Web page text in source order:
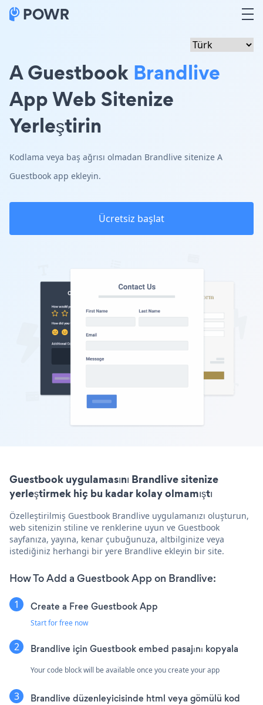
A Guestbook Brandlive
App Web Sitenize
Yerleştirin
Kodlama veya baş ağrısı olmadan Brandlive sitenize A
Guestbook app ekleyin.
Ücretsiz başlat
Guestbook uygulamasını Brandlive sitenize
yerleştirmek hiç bu kadar kolay olmamıştı
Özelleştirilmiş Guestbook Brandlive uygulamanızı oluşturun,
web sitenizin stiline ve renklerine uyun ve Guestbook
sayfanıza, yayına, kenar çubuğunuza, altbilginize veya
istediğiniz herhangi bir yere Brandlive ekleyin bir site.
How To Add a Guestbook App on Brandlive:
Create a Free Guestbook App
Start for free now
Brandlive için Guestbook embed pasajını kopyala
Your code block will be available once you create your app
Brandlive düzenleyicisinde html veya gömülü kod